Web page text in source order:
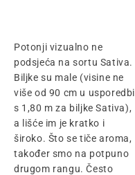
Potonji vizualno ne
podsjeća na sortu Sativa.
Biljke su male (visine ne
više od 90 cm u usporedbi
s 1,80 m za biljke Sativa),
a lišće im je kratko i
široko. Što se tiče aroma,
također smo na potpuno
drugom rangu. Često